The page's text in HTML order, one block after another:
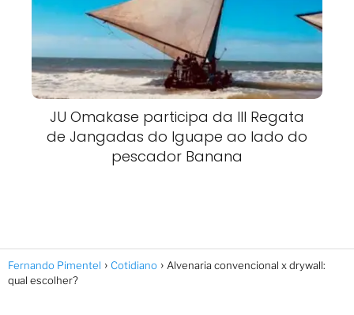
JU Omakase participa da III Regata
de Jangadas do Iguape ao lado do
pescador Banana
Fernando Pimentel Cotidiano
Alvenaria convencional x drywall:
qual escolher?